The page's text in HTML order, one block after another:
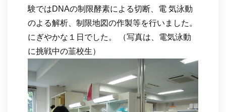
験ではDNAの制限酵素による切断、電 気泳動
のよる解析、制限地図の作製等を行いました。
にぎやかな１日でした。 （写真は、電気泳動
に挑戦中の韮校生）